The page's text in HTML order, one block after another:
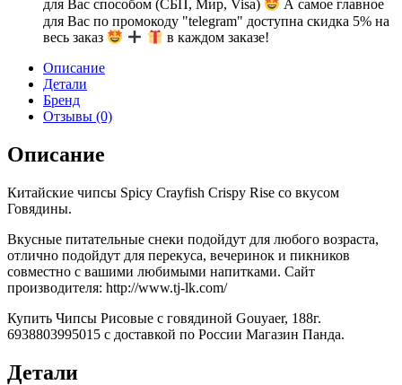
для Вас способом (СБП, Мир, Visa)
А самое главное
для Вас по промокоду "telegram" доступна скидка 5% на
весь заказ
в каждом заказе!
Описание
Детали
Бренд
Отзывы (0)
Описание
Китайские чипсы Spicy Crayfish Crispy Rise со вкусом
Говядины.
Вкусные питательные снеки подойдут для любого возраста,
отлично подойдут для перекуса, вечеринок и пикников
совместно с вашими любимыми напитками. Сайт
производителя: http://www.tj-lk.com/
Купить Чипсы Рисовые с говядиной Gouyaer, 188г.
6938803995015 с доставкой по России Магазин Панда.
Детали